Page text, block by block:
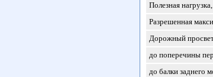
Полезная нагрузка,
Разрешенная
Дорожный
до поперечины
до балки заднего